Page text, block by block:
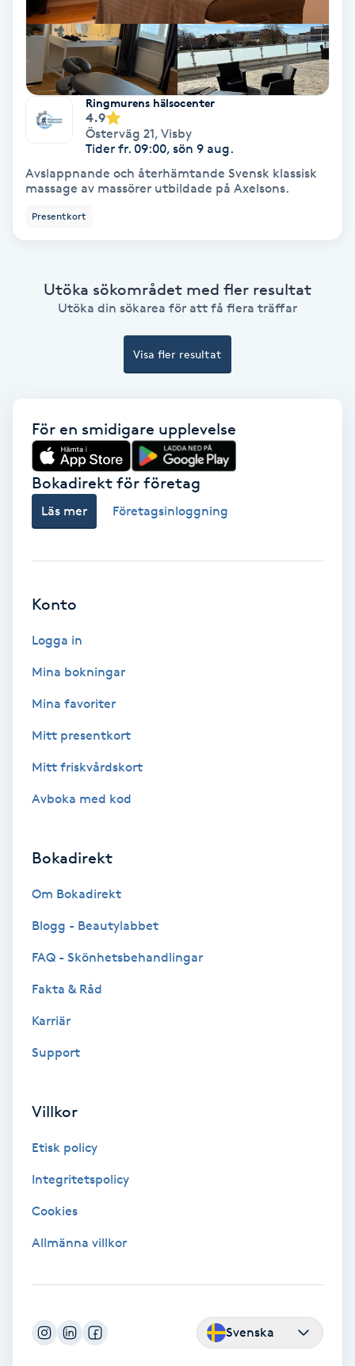
Kosmetisk tatuering
Kostrådgivning
Kroppsinpackning
Kroppspeeling
Käkledsbehandling
Kärlbehandling
Laserbehandling
Liktornar
LPG
LPG-behandling
Luggklippning
Läpptatuering
Makeup
Massage
Medial vägledning
Meditation
Melasma
MicroPen
Ringmurens hälsocenter
4.9
Österväg 21, Visby
Tider fr. 09:00, sön 9 aug.
Avslappnande och återhämtande Svensk klassisk
massage av massörer utbildade på Axelsons.
Presentkort
Utöka sökområdet med fler resultat
Utöka din sökarea för att få flera träffar
Visa fler resultat
För en smidigare upplevelse
Bokadirekt för företag
Läs mer Företagsinloggning
Konto
Logga in
Mina bokningar
Mina favoriter
Mitt presentkort
Mitt friskvårdskort
Avboka med kod
Bokadirekt
Om Bokadirekt
Blogg - Beautylabbet
FAQ - Skönhetsbehandlingar
Fakta & Råd
Karriär
Support
Villkor
Etisk policy
Integritetspolicy
Cookies
Allmänna villkor
Svenska